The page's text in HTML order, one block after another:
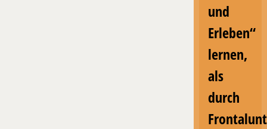
und
Erleben“
lernen,
als
durch